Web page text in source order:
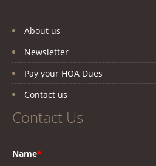
About us
Newsletter
Pay your HOA Dues
Contact us
Contact Us
Name*